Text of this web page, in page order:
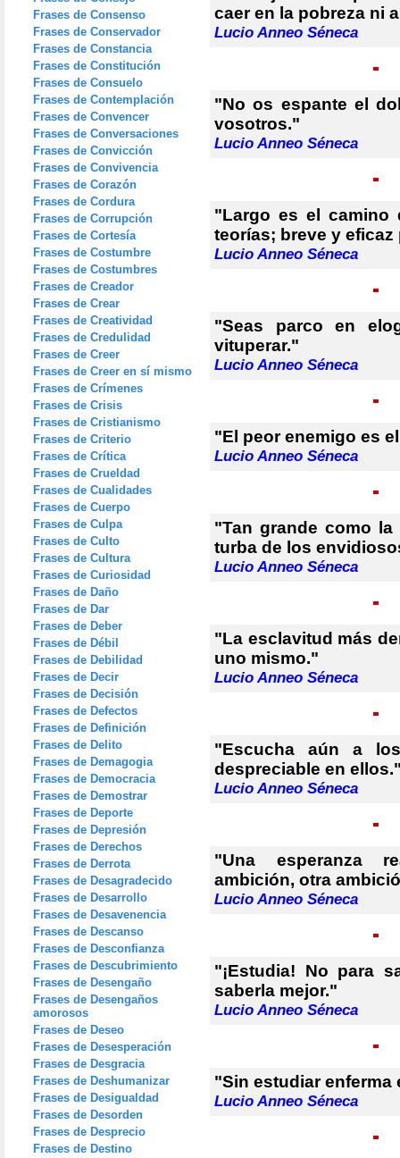
Frases de Consenso
Frases de Conservador
Frases de Constancia
Frases de Constitución
Frases de Consuelo
Frases de Contemplación
Frases de Convencer
Frases de Conversaciones
Frases de Convicción
Frases de Convivencia
Frases de Corazón
Frases de Cordura
Frases de Corrupción
Frases de Cortesía
Frases de Costumbre
Frases de Costumbres
Frases de Creador
Frases de Crear
Frases de Creatividad
Frases de Credulidad
Frases de Creer
Frases de Creer en sí mismo
Frases de Crímenes
Frases de Crisis
Frases de Cristianismo
Frases de Criterio
Frases de Crítica
Frases de Crueldad
Frases de Cualidades
Frases de Cuerpo
Frases de Culpa
Frases de Culto
Frases de Cultura
Frases de Curiosidad
Frases de Daño
Frases de Dar
Frases de Deber
Frases de Débil
Frases de Debilidad
Frases de Decir
Frases de Decisión
Frases de Defectos
Frases de Definición
Frases de Delito
Frases de Demagogia
Frases de Democracia
Frases de Demostrar
Frases de Deporte
Frases de Depresión
Frases de Derechos
Frases de Derrota
Frases de Desagradecido
Frases de Desarrollo
Frases de Desavenencia
Frases de Descanso
Frases de Desconfianza
Frases de Descubrimiento
Frases de Desengaño
Frases de Desengaños
amorosos
Frases de Deseo
Frases de Desesperación
Frases de Desgracia
Frases de Deshumanizar
Frases de Desigualdad
Frases de Desorden
Frases de Desprecio
Frases de Destino
caer en la pobreza ni
Lucio Anneo Séneca
"No os espante el
vosotros."
Lucio Anneo Séneca
"Largo es el camino
teorías; breve y
Lucio Anneo Séneca
"Seas parco en
vituperar."
Lucio Anneo Séneca
"El peor enemigo es
Lucio Anneo Séneca
"Tan grande como
turba de los
Lucio Anneo Séneca
"La esclavitud más
uno mismo."
Lucio Anneo Séneca
"Escucha aún a
despreciable en
Lucio Anneo Séneca
"Una esperanza
ambición, otra
Lucio Anneo Séneca
"¡Estudia! No para
saberla mejor."
Lucio Anneo Séneca
"Sin estudiar enferma
Lucio Anneo Séneca